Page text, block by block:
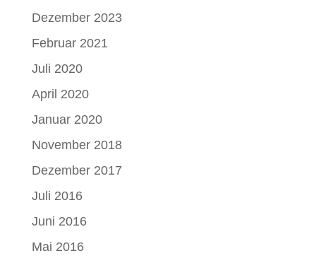
Dezember 2023
Februar 2021
Juli 2020
April 2020
Januar 2020
November 2018
Dezember 2017
Juli 2016
Juni 2016
Mai 2016